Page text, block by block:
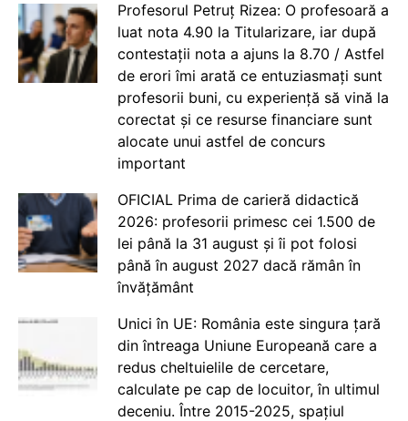
Profesorul Petruț Rizea: O profesoară a
luat nota 4.90 la Titularizare, iar după
contestații nota a ajuns la 8.70 / Astfel
de erori îmi arată ce entuziasmați sunt
profesorii buni, cu experiență să vină la
corectat și ce resurse financiare sunt
alocate unui astfel de concurs
important
OFICIAL Prima de carieră didactică
2026: profesorii primesc cei 1.500 de
lei până la 31 august și îi pot folosi
până în august 2027 dacă rămân în
învățământ
Unici în UE: România este singura țară
din întreaga Uniune Europeană care a
redus cheltuielile de cercetare,
calculate pe cap de locuitor, în ultimul
deceniu. Între 2015-2025, spațiul